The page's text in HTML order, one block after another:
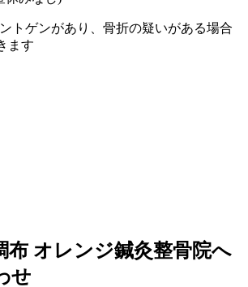
トゲンがあり、骨折の疑いがある場合
ます
布 オレンジ鍼灸整骨院へ
せ